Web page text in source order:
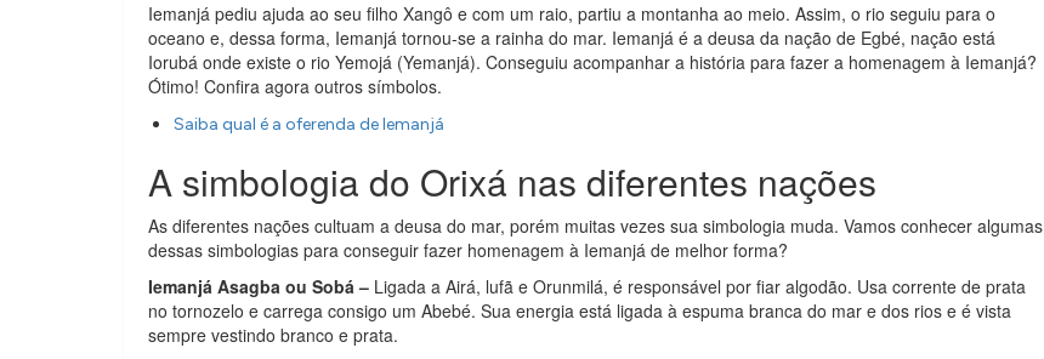
Iemanjá pediu ajuda ao seu filho Xangô e com um raio, partiu a montanha ao meio. Assim, o rio seguiu para o
oceano e, dessa forma, Iemanjá tornou-se a rainha do mar. Iemanjá é a deusa da nação de Egbé, nação está
Iorubá onde existe o rio Yemojá (Yemanjá). Conseguiu acompanhar a história para fazer a homenagem à Iemanjá?
Ótimo! Confira agora outros símbolos.
Saiba qual é a oferenda de Iemanjá
A simbologia do Orixá nas diferentes nações
As diferentes nações cultuam a deusa do mar, porém muitas vezes sua simbologia muda. Vamos conhecer algumas
dessas simbologias para conseguir fazer homenagem à Iemanjá de melhor forma?
Iemanjá Asagba ou Sobá – Ligada a Airá, lufã e Orunmilá, é responsável por fiar algodão. Usa corrente de prata
no tornozelo e carrega consigo um Abebé. Sua energia está ligada à espuma branca do mar e dos rios e é vista
sempre vestindo branco e prata.